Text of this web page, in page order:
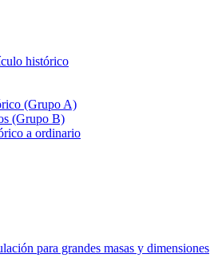
histórico
(Grupo A)
(Grupo B)
a ordinario
para grandes masas y dimensiones